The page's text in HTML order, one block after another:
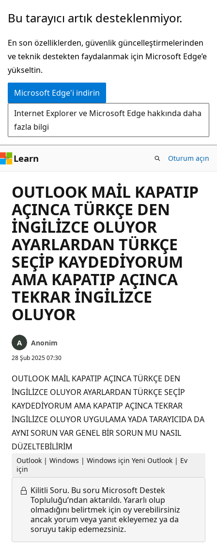
Ana
atla
Bu tarayıcı artık desteklenmiyor.
En son özelliklerden, güvenlik güncelleştirmelerinden
ve teknik destekten faydalanmak için Microsoft Edge’e
yükseltin.
Microsoft Edge'i indirin
Internet Explorer ve Microsoft Edge hakkında daha
fazla bilgi
Learn Oturum açın
OUTLOOK MAİL KAPATIP
AÇINCA TÜRKÇE DEN
İNGİLİZCE OLUYOR
AYARLARDAN TÜRKÇE
SEÇİP KAYDEDİYORUM
AMA KAPATIP AÇINCA
TEKRAR İNGİLİZCE
OLUYOR
Anonim
28 Şub 2025 07:30
OUTLOOK MAİL KAPATIP AÇINCA TÜRKÇE DEN
İNGİLİZCE OLUYOR AYARLARDAN TÜRKÇE SEÇİP
KAYDEDİYORUM AMA KAPATIP AÇINCA TEKRAR
İNGİLİZCE OLUYOR UYGULAMA YADA TARAYICIDA DA
AYNI SORUN VAR GENEL BİR SORUN MU NASIL
DÜZELTEBİLİRİM
Outlook | Windows | Windows için Yeni Outlook | Ev
için
Kilitli Soru. Bu soru Microsoft Destek
Topluluğu’ndan aktarıldı. Yararlı olup
olmadığını belirtmek için oy verebilirsiniz
ancak yorum veya yanıt ekleyemez ya da
soruyu takip edemezsiniz.